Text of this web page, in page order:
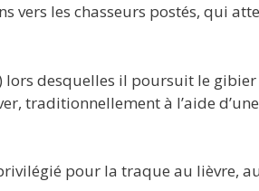
vers les chasseurs postés, qui
lors desquelles il poursuit le gibier
traditionnellement à l’aide d’une
pour la traque au lièvre,